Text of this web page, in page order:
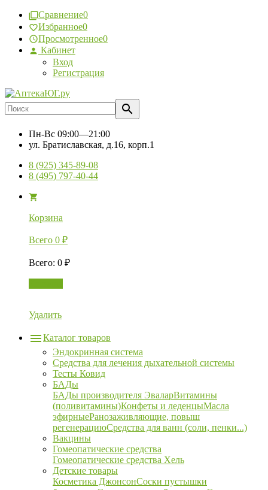
Сравнение0
Избранное0
Просмотренное0
Кабинет
Вход
Регистрация
Пн-Вс 09:00—21:00
ул. Братиславская, д.16, корп.1
8 (925) 345-89-08
8 (495) 797-40-44
Корзина
Всего 0 ₽
Всего: 0 ₽
Удалить
Каталог товаров
Эндокринная система
Средства для лечения дыхательной системы
Тесты Ковид
БАДы
БАДы производителя ЭваларВитамины
(поливитамины)Конфеты и леденцыМасла
эфирныеРанозаживляющие, повыш
регенерациюСредства для ванн (соли, пенки...)
Вакцины
Гомеопатические средства
Гомеопатические средства Хель
Детские товары
Косметика ДжонсонСоски пустышки